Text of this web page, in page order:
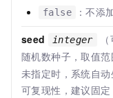
false
：不添
seed
integer
随机数种子，取值范
未指定时，系统自
可复现性，建议固定